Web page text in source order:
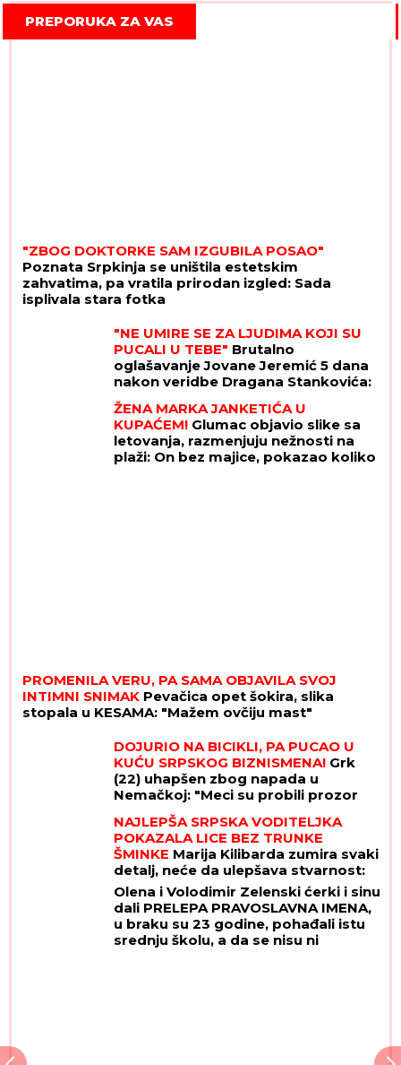
PREPORUKA ZA VAS
"ZBOG DOKTORKE SAM IZGUBILA POSAO"
Poznata Srpkinja se uništila estetskim
zahvatima, pa vratila prirodan izgled: Sada
isplivala stara fotka
"NE UMIRE SE ZA LJUDIMA KOJI SU
PUCALI U TEBE" Brutalno
oglašavanje Jovane Jeremić 5 dana
nakon veridbe Dragana Stankovića:
"Znali su šta rade"
ŽENA MARKA JANKETIĆA U
KUPAĆEM! Glumac objavio slike sa
letovanja, razmenjuju nežnosti na
plaži: On bez majice, pokazao koliko
PROMENILA VERU, PA SAMA OBJAVILA SVOJ
INTIMNI SNIMAK Pevačica opet šokira, slika
stopala u KESAMA: "Mažem ovčiju mast"
DOJURIO NA BICIKLI, PA PUCAO U
KUĆU SRPSKOG BIZNISMENA! Grk
(22) uhapšen zbog napada u
Nemačkoj: "Meci su probili prozor
spavaće sobe"
NAJLEPŠA SRPSKA VODITELJKA
POKAZALA LICE BEZ TRUNKE
ŠMINKE Marija Kilibarda zumira svaki
detalj, neće da ulepšava stvarnost:
"Tretman mi je preko potreban"
(FOTO)
Olena i Volodimir Zelenski ćerki i sinu
dali PRELEPA PRAVOSLAVNA IMENA,
u braku su 23 godine, pohađali istu
srednju školu, a da se nisu ni